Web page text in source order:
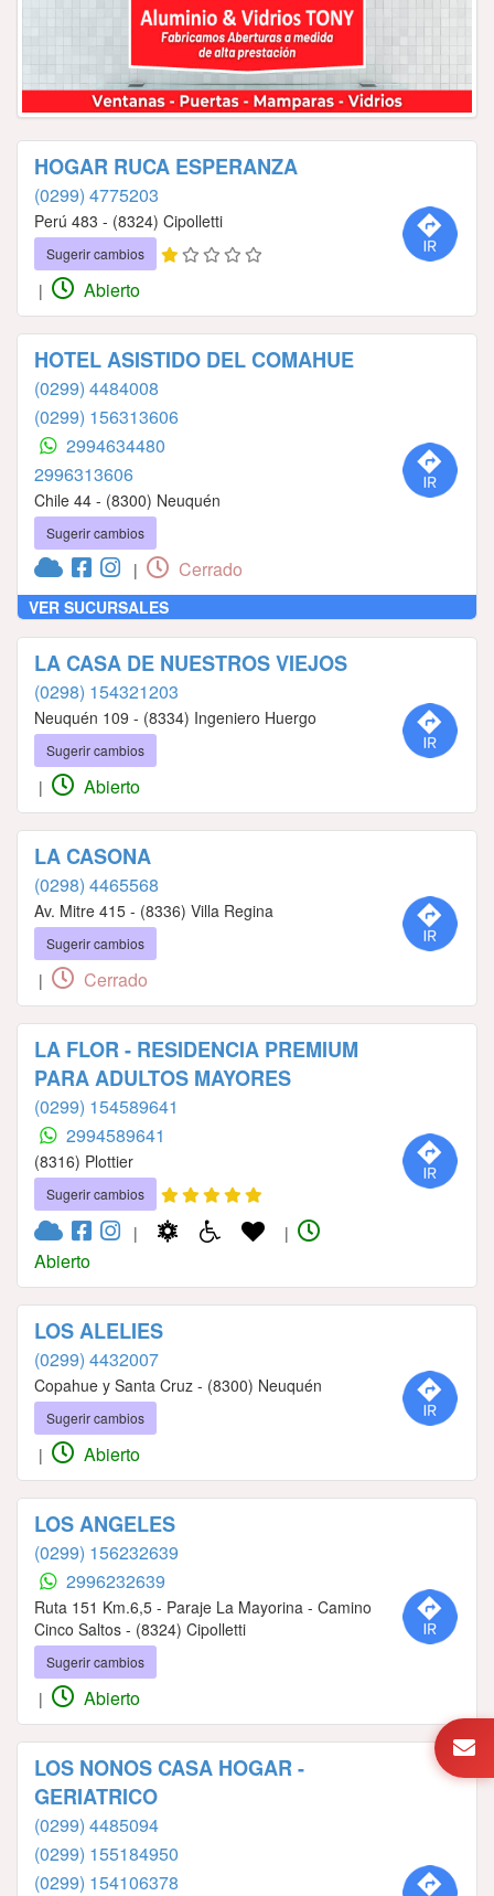
HOGAR RUCA ESPERANZA
(0299) 4775203
Perú 483 - (8324) Cipolletti
Sugerir cambios
| Abierto
HOTEL ASISTIDO DEL COMAHUE
(0299) 4484008
(0299) 156313606
2994634480
2996313606
Chile 44 - (8300) Neuquén
Sugerir cambios
| Cerrado
VER SUCURSALES
LA CASA DE NUESTROS VIEJOS
(0298) 154321203
Neuquén 109 - (8334) Ingeniero Huergo
Sugerir cambios
| Abierto
LA CASONA
(0298) 4465568
Av. Mitre 415 - (8336) Villa Regina
Sugerir cambios
| Cerrado
LA FLOR - RESIDENCIA PREMIUM
PARA ADULTOS MAYORES
(0299) 154589641
2994589641
(8316) Plottier
Sugerir cambios
| |
Abierto
LOS ALELIES
(0299) 4432007
Copahue y Santa Cruz - (8300) Neuquén
Sugerir cambios
| Abierto
LOS ANGELES
(0299) 156232639
2996232639
Ruta 151 Km.6,5 - Paraje La Mayorina - Camino
Cinco Saltos - (8324) Cipolletti
Sugerir cambios
| Abierto
LOS NONOS CASA HOGAR -
GERIATRICO
(0299) 4485094
(0299) 155184950
(0299) 154106378